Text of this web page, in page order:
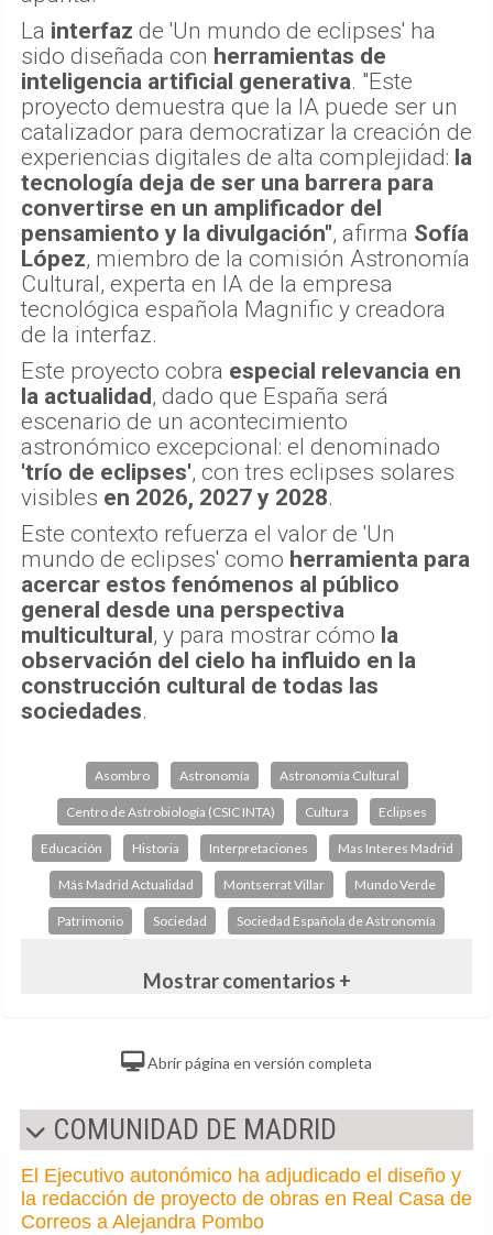
La interfaz de 'Un mundo de eclipses' ha
sido diseñada con herramientas de
inteligencia artificial generativa. "Este
proyecto demuestra que la IA puede ser un
catalizador para democratizar la creación de
experiencias digitales de alta complejidad: la
tecnología deja de ser una barrera para
convertirse en un amplificador del
pensamiento y la divulgación", afirma Sofía
López, miembro de la comisión Astronomía
Cultural, experta en IA de la empresa
tecnológica española Magnific y creadora
de la interfaz.
Este proyecto cobra especial relevancia en
la actualidad, dado que España será
escenario de un acontecimiento
astronómico excepcional: el denominado
'trío de eclipses', con tres eclipses solares
visibles en 2026, 2027 y 2028.
Este contexto refuerza el valor de 'Un
mundo de eclipses' como herramienta para
acercar estos fenómenos al público
general desde una perspectiva
multicultural, y para mostrar cómo la
observación del cielo ha influido en la
construcción cultural de todas las
sociedades.
Asombro Astronomía Astronomía Cultural
Centro de Astrobiología (CSIC INTA) Cultura Eclipses
Educación Historia Interpretaciones Mas Interes Madrid
Más Madrid Actualidad Montserrat Villar Mundo Verde
Patrimonio Sociedad Sociedad Española de Astronomía
Mostrar comentarios +
Abrir página en versión completa
COMUNIDAD DE MADRID
El Ejecutivo autonómico ha adjudicado el diseño y
la redacción de proyecto de obras en Real Casa de
Correos a Alejandra Pombo